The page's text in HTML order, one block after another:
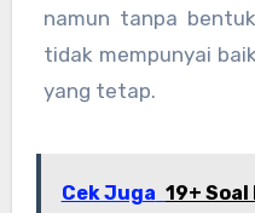
namun tanpa
tidak mempunyai
yang tetap.
Cek Juga 19+ Soal